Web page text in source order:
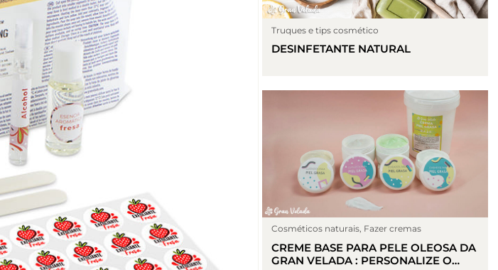
Truques e tips cosmético
DESINFETANTE NATURAL
Cosméticos naturais, Fazer cremas
CREME BASE PARA PELE OLEOSA DA
GRAN VELADA : PERSONALIZE O